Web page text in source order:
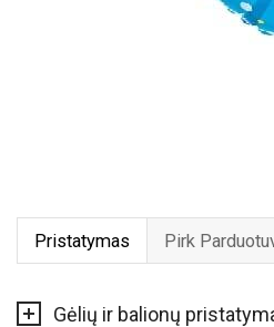
Pristatymas Pirk
Gėlių ir balionų